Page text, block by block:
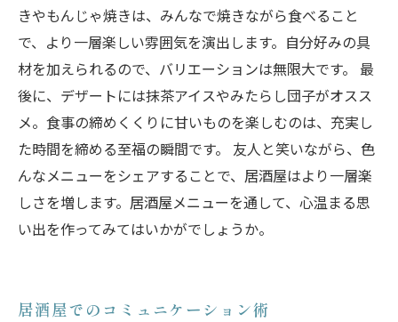
きやもんじゃ焼きは、みんなで焼きながら食べること
で、より一層楽しい雰囲気を演出します。自分好みの具
材を加えられるので、バリエーションは無限大です。 最
後に、デザートには抹茶アイスやみたらし団子がオスス
メ。食事の締めくくりに甘いものを楽しむのは、充実し
た時間を締める至福の瞬間です。 友人と笑いながら、色
んなメニューをシェアすることで、居酒屋はより一層楽
しさを増します。居酒屋メニューを通して、心温まる思
い出を作ってみてはいかがでしょうか。
居酒屋でのコミュニケーション術